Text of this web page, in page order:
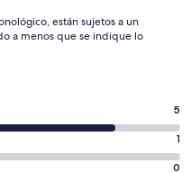
están sujetos a un
a menos que se indique lo
5
1
0